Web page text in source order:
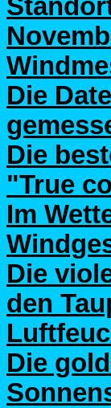
Die
Die
"True
Im
Die
den
Die